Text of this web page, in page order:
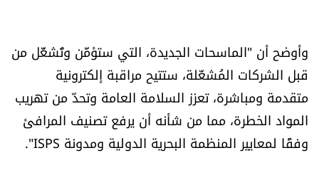
من نحن
للتواصل معنا
شروط الاستخدام
وأوضح أن "الماسحات الجديدة، التي ستؤمَّن وتُشغَّل من
قبل الشركات المُشغّلة، ستتيح مراقبة إلكترونية
متقدمة ومباشرة، تعزز السلامة العامة وتحدّ من تهريب
المواد الخطرة، مما من شأنه أن يرفع تصنيف المرافئ
وفقًا لمعايير المنظمة البحرية الدولية ومدونة ISPS".